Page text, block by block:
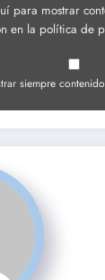
para mostrar
en la política de
siempre